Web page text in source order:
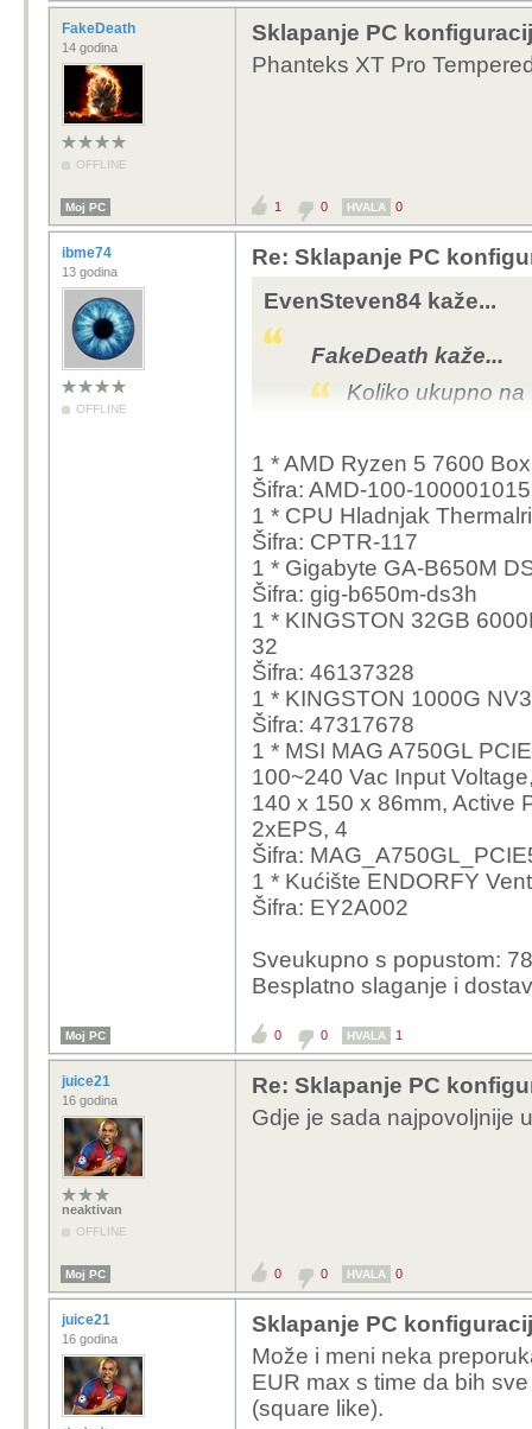
FakeDeath
14 godina
OFFLINE
Sklapanje PC
Phanteks XT Pro
Moj PC 1 0 HVALA 0
ibme74
13 godina
OFFLINE
Re: Sklapanje PC
EvenSteven84 kaže...
FakeDeath kaže...
Koliko ukupno
je kod nas oko
na sve samo
Može i sve iz
Kad sam jučer
€100 pa bi mi se
redu cijenu tako da ću
Sviđa mi se sve ovo
Koje kućište bi išlo
fan? Nije mi bitno
RGB). Budžet 75-100
1 * AMD Ryzen 5 7600
Šifra: AMD-100-
1 * CPU Hladnjak
Šifra: CPTR-117
1 * Gigabyte GA-B650M
Šifra: gig-b650m-ds3h
1 * KINGSTON 32GB
32
Šifra: 46137328
1 * KINGSTON 1000G
Šifra: 47317678
1 * MSI MAG A750GL
100~240 Vac Input
140 x 150 x 86mm, Active
2xEPS, 4
Šifra:
1 * Kućište ENDORFY
Šifra: EY2A002
Sveukupno s popustom:
Besplatno slaganje i
Moj PC 0 0 HVALA 1
juice21
16 godina
neaktivan
OFFLINE
Re: Sklapanje PC
Gdje je sada najpovoljnije
Moj PC 0 0 HVALA 0
juice21
16 godina
Sklapanje PC
Može i meni neka
EUR max s time da bih
(square like).